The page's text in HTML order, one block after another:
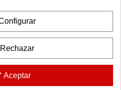
de datos
de cookies
Rechazar
Aceptar